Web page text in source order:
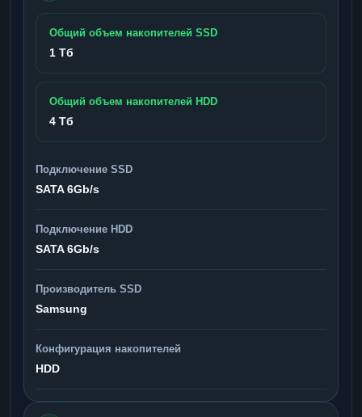
Общий объем накопителей SSD
1 Тб
Общий объем накопителей HDD
4 Тб
Подключение SSD
SATA 6Gb/s
Подключение HDD
SATA 6Gb/s
Производитель SSD
Samsung
Конфигурация накопителей
HDD